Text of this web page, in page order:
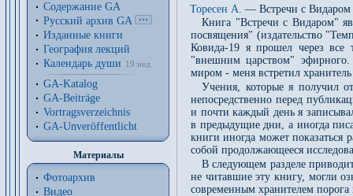
Содержание GA
Русский архив GA
Изданные книги
География лекций
Календарь души
19 нед.
GA-Katalog
GA-Beiträge
Vortragsverzeichnis
GA-Unveröffentlicht
Материалы
Фотоархив
Видео
Торесен А. — Встречи с Видаром
Книга "Встречи с Видаром"
посвящения" (издательство
Ковида-19 я прошел через все
"внешним царством"
миром - меня встретил
Учения, которые я получил
непосредственно перед
и почти каждый день я
в предыдущие дни, а иногда
книги иногда может показаться
собой продолжающееся
В следующем разделе
не читавшие эту книгу, могли
современным хранителем